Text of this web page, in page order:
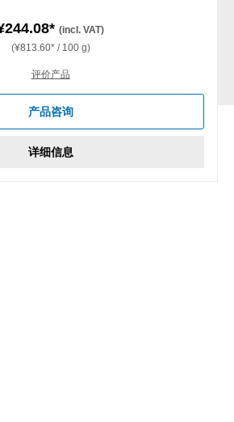
(incl. VAT)
(¥813.60* / 100 g)
评价产品
产品咨询
详细信息